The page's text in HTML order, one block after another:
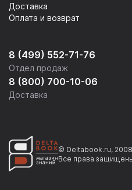
8 (499) 552-71-76
Отдел продаж
8 (800) 700-10-06
Доставка
Доставка
Оплата и возврат
© Deltabook.ru,
Все права